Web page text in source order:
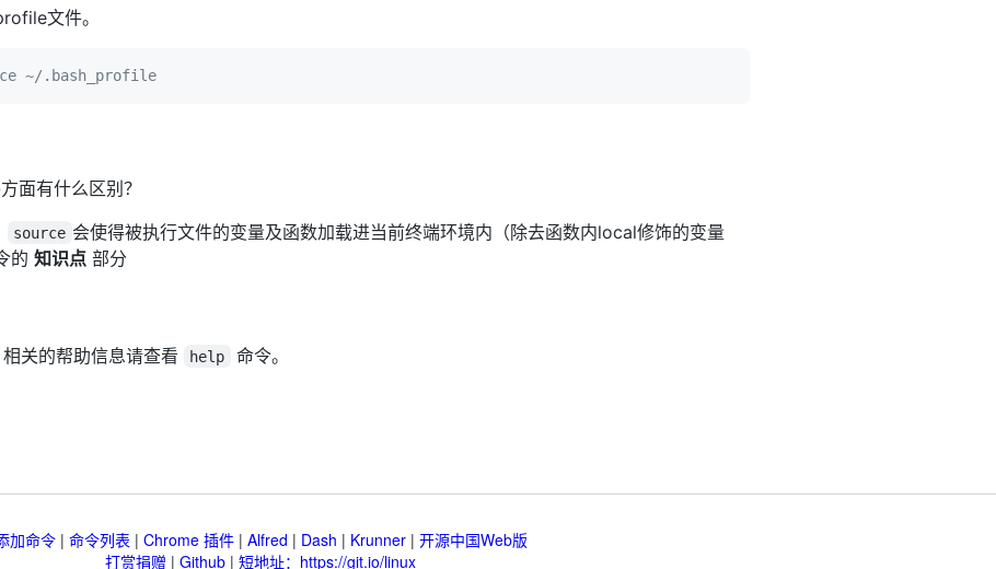
文件。
~/.bash_profile
面有什么区别？
source 会使得被执行文件的变量及函数加载进当前终端环境内（除去函数内local修饰的变量
的 知识点部分
关的帮助信息请查看 help 命令。
加命令| 命令列表 | Chrome 插件| Alfred | Dash | Krunner| 开源中国Web版
打赏捐赠 | Github | 短地址：https://git.io/linux